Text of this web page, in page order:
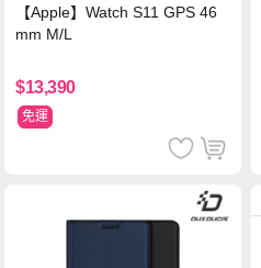
【Apple】Watch S11 GPS 46
mm M/L
$13,390
免運